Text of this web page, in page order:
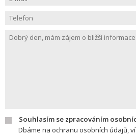
Souhlasím se zpracováním
Dbáme na ochranu osobních údajů,